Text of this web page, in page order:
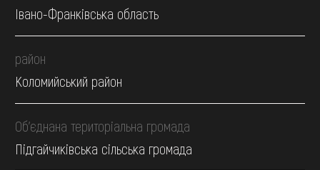
Івано-Франківська область
район
Коломийський район
Об’єднана територіальна громада
Підгайчиківська сільська громада